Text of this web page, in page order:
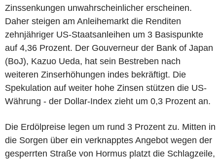
Zinssenkungen unwahrscheinlicher erscheinen.
Daher steigen am Anleihemarkt die Renditen
zehnjähriger US-Staatsanleihen um 3 Basispunkte
auf 4,36 Prozent. Der Gouverneur der Bank of Japan
(BoJ), Kazuo Ueda, hat sein Bestreben nach
weiteren Zinserhöhungen indes bekräftigt. Die
Spekulation auf weiter hohe Zinsen stützen die US-
Währung - der Dollar-Index zieht um 0,3 Prozent an.
Die Erdölpreise legen um rund 3 Prozent zu. Mitten in
die Sorgen über ein verknapptes Angebot wegen der
gesperrten Straße von Hormus platzt die Schlagzeile,